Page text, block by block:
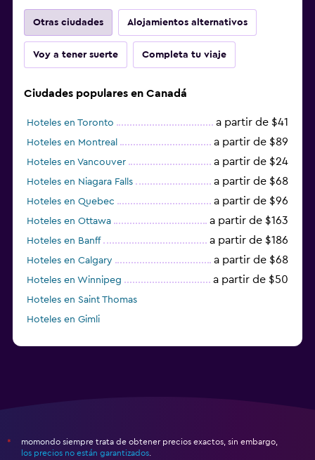
Otras ciudades Alojamientos alternativos
Voy a tener suerte Completa tu viaje
Ciudades populares en Canadá
Hoteles en Toronto a partir de $41
Hoteles en Montreal a partir de $89
Hoteles en Vancouver a partir de $24
Hoteles en Niagara Falls a partir de $68
Hoteles en Quebec a partir de $96
Hoteles en Ottawa a partir de $163
Hoteles en Banff a partir de $186
Hoteles en Calgary a partir de $68
Hoteles en Winnipeg a partir de $50
Hoteles en Saint Thomas
Hoteles en Gimli
*
momondo siempre trata de obtener precios exactos, sin embargo,
los precios no están garantizados